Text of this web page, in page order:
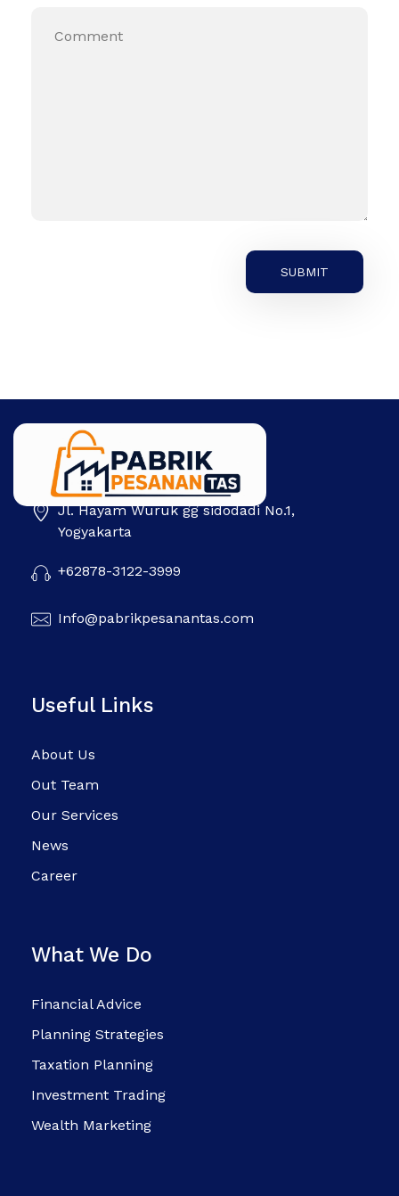
Pabrik Pesanan Tas Jl. Hayam Wuruk gg sidodadi No.1,
Yogyakarta
+62878-3122-3999
Info@pabrikpesanantas.com
Useful Links
About Us
Out Team
Our Services
News
Career
What We Do
Financial Advice
Planning Strategies
Taxation Planning
Investment Trading
Wealth Marketing